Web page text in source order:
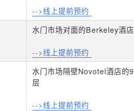
-->线上提前预约
水门市场对面的Berkeley酒店
-->线上提前预约
水门市场隔壁Novotel酒店的9
层
-->线上提前预约